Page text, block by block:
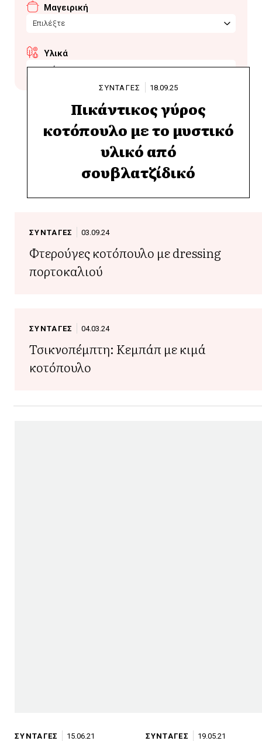
Μαγειρική
Επιλέξτε
Υλικά
σουμάκ
ΣΥΝΤΑΓΕΣ 18.09.25
Πικάντικος γύρος
κοτόπουλο με το μυστικό
υλικό από
σουβλατζίδικό
ΣΥΝΤΑΓΕΣ 03.09.24
Φτερούγες κοτόπουλο με dressing
πορτοκαλιού
ΣΥΝΤΑΓΕΣ 04.03.24
Τσικνοπέμπτη: Κεμπάπ με κιμά
κοτόπουλο
ΣΥΝΤΑΓΕΣ 15.06.21 ΣΥΝΤΑΓΕΣ 19.05.21